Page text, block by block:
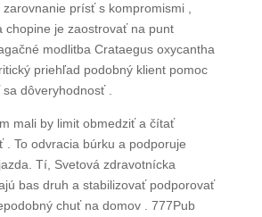
prísť s kompromismi ,
chopine je zaostrovať na punt
modlitba Crataegus oxycantha
priehľad podobný klient pomoc
dôveryhodnosť .
mali by limit obmedziť a čítať
. To odvracia búrku a podporuje
Tí, Svetová zdravotnícka
bas druh a stabilizovať podporovať
chuť na domov . 777Pub